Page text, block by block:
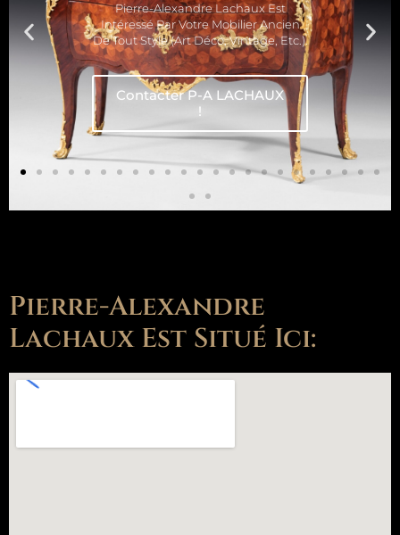
Pierre-Alexandre Lachaux Est
Intéressé Par Votre Mobilier Ancien
De Tout Style (art Déco, Vintage, Etc.).
Contacter P-A LACHAUX
!
Pierre-Alexandre
Lachaux Est Situé Ici: